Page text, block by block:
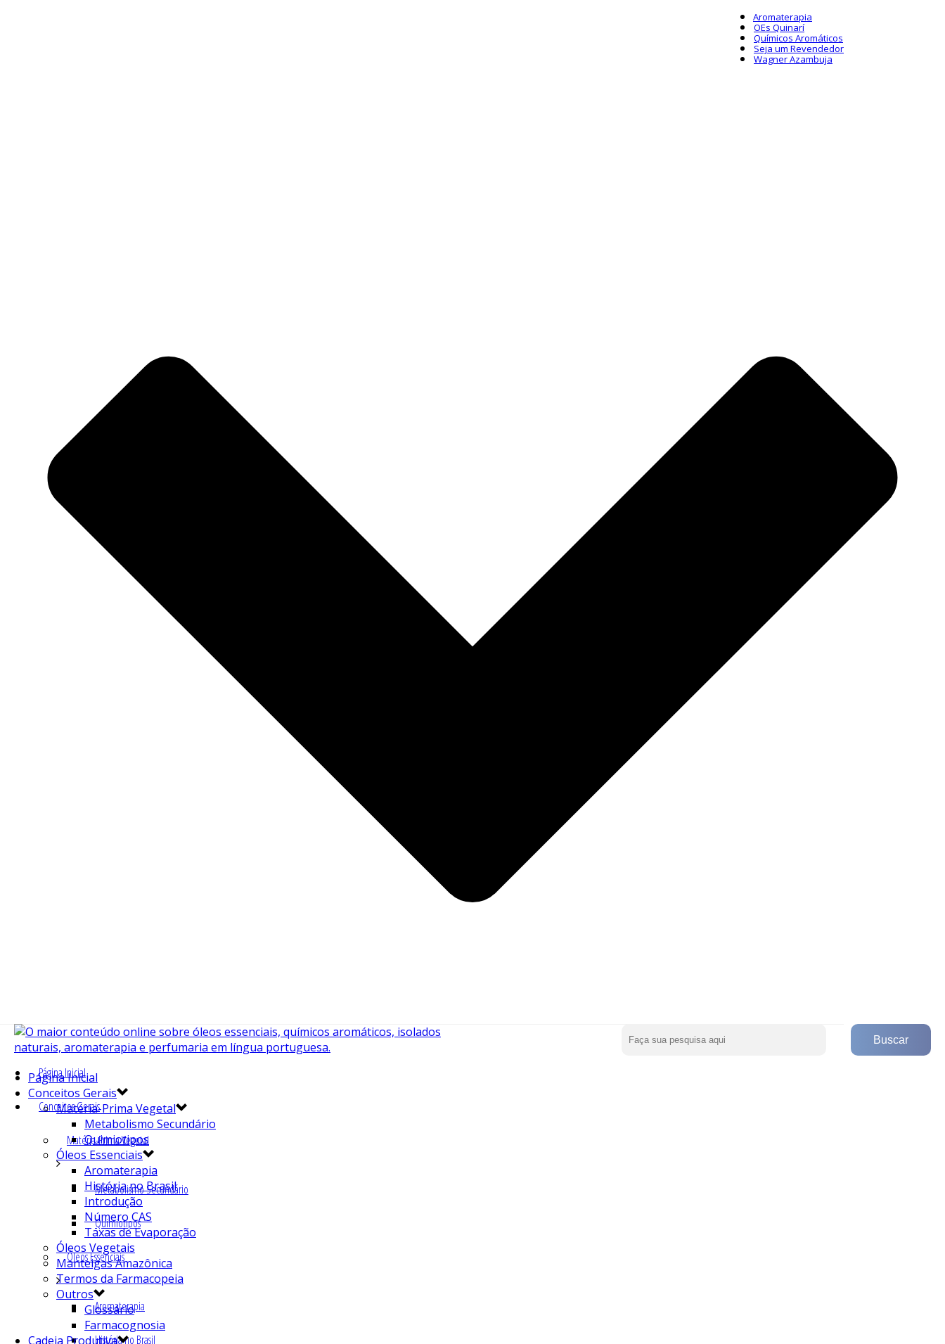
Aromaterapia
OEs Quinarí
Químicos Aromáticos
Seja um Revendedor
Wagner Azambuja
Página Inicial
Conceitos Gerais
Matéria-Prima Vegetal
Metabolismo Secundário
Quimiotipos
Óleos Essenciais
Aromaterapia
História no Brasil
Página Inicial
Conceitos Gerais
Matéria-Prima Vegetal
Metabolismo Secundário
Quimiotipos
Óleos Essenciais
Aromaterapia
História no Brasil
Introdução
Número CAS
Taxas de Evaporação
Óleos Vegetais
Manteigas Amazônica
Termos da Farmacopeia
Outros
Glossário
Farmacognosia
Cadeia Produtiva